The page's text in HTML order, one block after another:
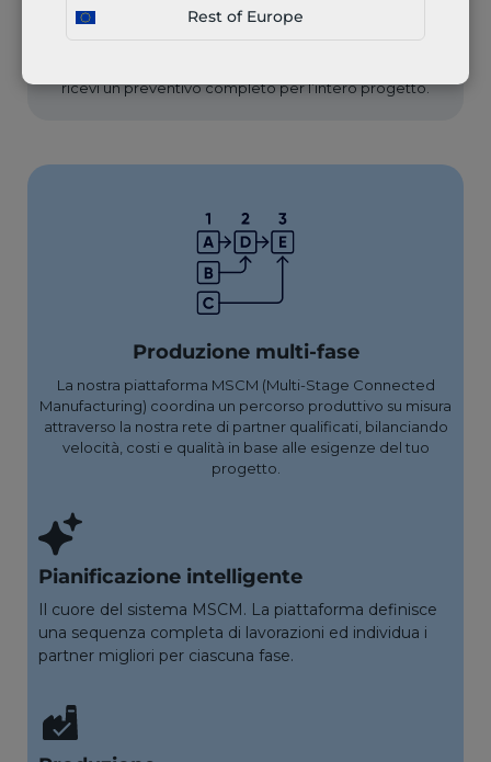
Rest of Europe
ricevi un preventivo completo per l’intero progetto.
Produzione multi-fase
La nostra piattaforma MSCM (Multi-Stage Connected
Manufacturing) coordina un percorso produttivo su misura
attraverso la nostra rete di partner qualificati, bilanciando
velocità, costi e qualità in base alle esigenze del tuo
progetto.
Pianificazione intelligente
Il cuore del sistema MSCM. La piattaforma definisce
una sequenza completa di lavorazioni ed individua i
partner migliori per ciascuna fase.